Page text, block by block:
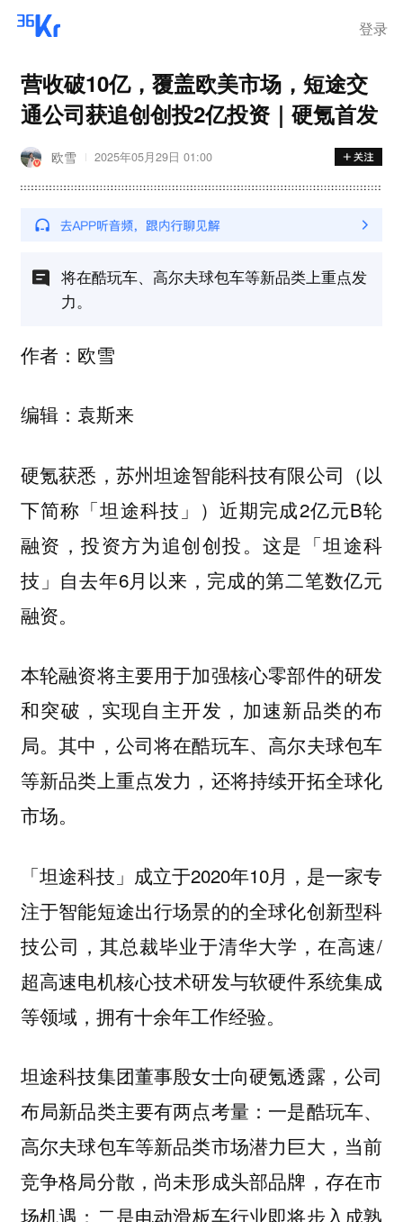
登录
营收破10亿，覆盖欧美市场，短途交
通公司获追创创投2亿投资｜硬氪首发
欧雪 2025年05月29日 01:00
将在酷玩车、高尔夫球包车等新品类上重点发
力。
作者：欧雪
编辑：袁斯来
硬氪获悉，苏州坦途智能科技有限公司（以
下简称「坦途科技」）近期完成2亿元B轮
融资，投资方为追创创投。这是「坦途科
技」自去年6月以来，完成的第二笔数亿元
融资。
本轮融资将主要用于加强核心零部件的研发
和突破，实现自主开发，加速新品类的布
局。其中，公司将在酷玩车、高尔夫球包车
等新品类上重点发力，还将持续开拓全球化
市场。
「坦途科技」成立于2020年10月，是一家专
注于智能短途出行场景的的全球化创新型科
技公司，其总裁毕业于清华大学，在高速/
超高速电机核心技术研发与软硬件系统集成
等领域，拥有十余年工作经验。
坦途科技集团董事殷女士向硬氪透露，公司
布局新品类主要有两点考量：一是酷玩车、
高尔夫球包车等新品类市场潜力巨大，当前
竞争格局分散，尚未形成头部品牌，存在市
场机遇；二是电动滑板车行业即将步入成熟